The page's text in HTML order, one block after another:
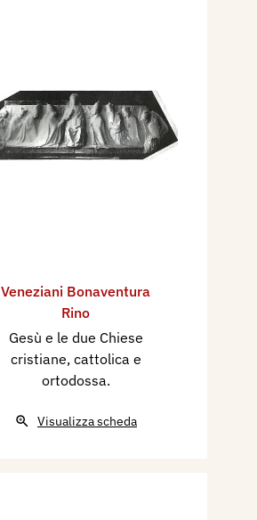
Veneziani Bonaventura
Rino
Gesù e le due Chiese
cristiane, cattolica e
ortodossa.
Visualizza scheda